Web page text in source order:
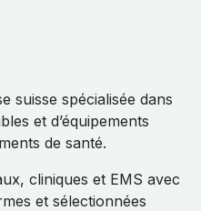
suisse spécialisée dans
et d’équipements
de santé.
cliniques et EMS avec
et sélectionnées